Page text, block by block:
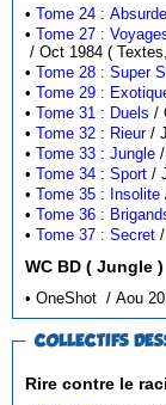
•Tome 24 : Absurde
•Tome 27 :
/ Oct 1984
•Tome 28 : Super
•Tome 29 :
•Tome 31 : Duels
•Tome 32 : Rieur
•Tome 33 : Jungle
•Tome 34 : Sport
•Tome 35 : Insolite
•Tome 36 :
•Tome 37 : Secret
WC BD ( Jungle )
COLLECTIFS
Rire contre le